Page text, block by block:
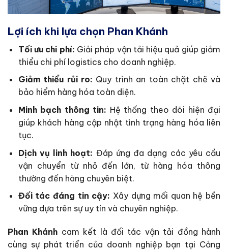
Lợi ích khi lựa chọn Phan Khánh
Tối ưu chi phí: Giải pháp vận tải hiệu quả giúp giảm
thiểu chi phí logistics cho doanh nghiệp.
Giảm thiểu rủi ro: Quy trình an toàn chặt chẽ và
bảo hiểm hàng hóa toàn diện.
Minh bạch thông tin: Hệ thống theo dõi hiện đại
giúp khách hàng cập nhật tình trạng hàng hóa liên
tục.
Dịch vụ linh hoạt: Đáp ứng đa dạng các yêu cầu
vận chuyển từ nhỏ đến lớn, từ hàng hóa thông
thường đến hàng chuyên biệt.
Đối tác đáng tin cậy: Xây dựng mối quan hệ bền
vững dựa trên sự uy tín và chuyên nghiệp.
Phan Khánh cam kết là đối tác vận tải đồng hành
cùng sự phát triển của doanh nghiệp bạn tại Cảng